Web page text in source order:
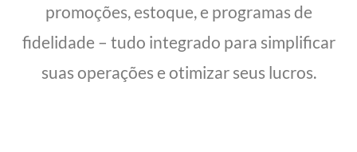
promoções, estoque, e programas de
fidelidade – tudo integrado para simplificar
suas operações e otimizar seus lucros.